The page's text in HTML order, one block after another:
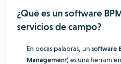
¿Qué es un software
servicios de campo?
En pocas palabras, un software
Management)es una